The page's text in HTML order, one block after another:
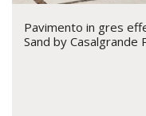
Pavimento in gres
Sand by Casalgrande